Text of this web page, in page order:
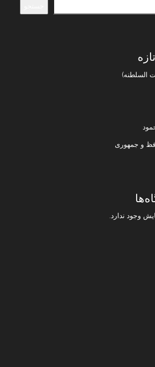
السلطنه)
و جمهوری
وجود ندارد.